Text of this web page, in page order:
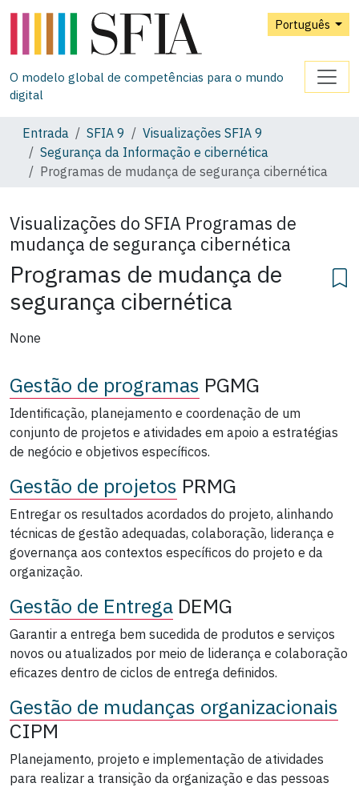
Português
O modelo global de competências para o mundo
digital
Entrada SFIA 9
Visualizações SFIA 9
Segurança da Informação e cibernética
Programas de mudança de segurança cibernética
Visualizações do SFIA Programas de
mudança de segurança cibernética
Programas de mudança de
segurança cibernética
None
Gestão de programas PGMG
Identificação, planejamento e coordenação de um
conjunto de projetos e atividades em apoio a estratégias
de negócio e objetivos específicos.
Gestão de projetos PRMG
Entregar os resultados acordados do projeto, alinhando
técnicas de gestão adequadas, colaboração, liderança e
governança aos contextos específicos do projeto e da
organização.
Gestão de Entrega DEMG
Garantir a entrega bem sucedida de produtos e serviços
novos ou atualizados por meio de liderança e colaboração
eficazes dentro de ciclos de entrega definidos.
Gestão de mudanças organizacionais
CIPM
Planejamento, projeto e implementação de atividades
para realizar a transição da organização e das pessoas